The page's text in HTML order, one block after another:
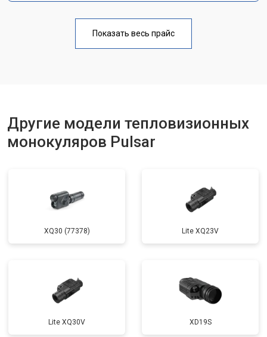
Показать весь прайс
Другие модели тепловизионных
монокуляров Pulsar
XQ30 (77378) Lite XQ23V
Lite XQ30V XD19S